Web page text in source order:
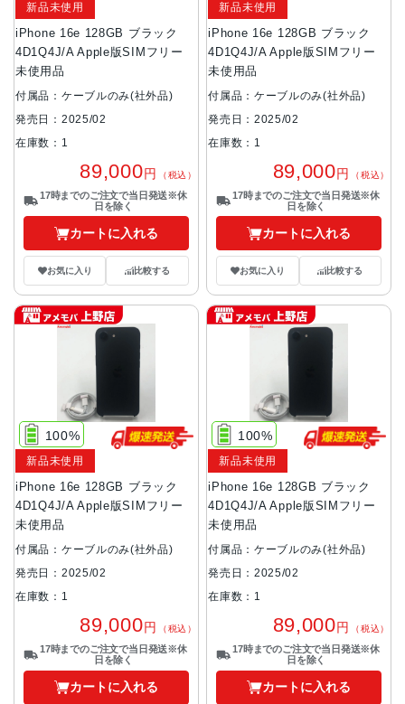
iPhone 16e 128GB ブラック
4D1Q4J/A Apple版SIMフリー
未使用品
新品未使用
付属品：ケーブルのみ(社外品)
発売日：2025/02
在庫数：1
89,000円 （税込）
17時までのご注文で当日発送※休
日を除く
カートに入れる
お気に入り 比較する
iPhone 16e 128GB ブラック
4D1Q4J/A Apple版SIMフリー
未使用品
新品未使用
付属品：ケーブルのみ(社外品)
発売日：2025/02
在庫数：1
89,000円 （税込）
17時までのご注文で当日発送※休
日を除く
カートに入れる
お気に入り 比較する
iPhone 16e 128GB ブラック
4D1Q4J/A Apple版SIMフリー
未使用品
100%
新品未使用
付属品：ケーブルのみ(社外品)
発売日：2025/02
在庫数：1
89,000円 （税込）
17時までのご注文で当日発送※休
日を除く
カートに入れる
iPhone 16e 128GB ブラック
4D1Q4J/A Apple版SIMフリー
未使用品
100%
新品未使用
付属品：ケーブルのみ(社外品)
発売日：2025/02
在庫数：1
89,000円 （税込）
17時までのご注文で当日発送※休
日を除く
カートに入れる